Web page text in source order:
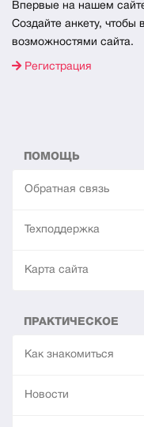
Впервые на нашем
Создайте анкету, чтобы
возможностями сайта.
Регистрация
ПОМОЩЬ
Обратная связь
Техподдержка
Карта сайта
ПРАКТИЧЕСКОЕ
Как знакомиться
Новости